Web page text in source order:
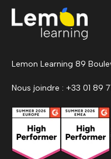
Lemon Learning 89
Nous joindre : +33 01 89